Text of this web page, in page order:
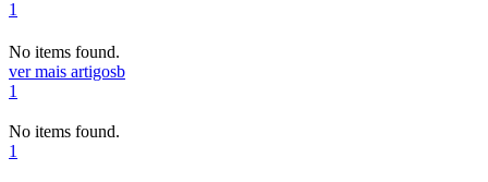
1
No items found.
ver mais artigosb
1
No items found.
1